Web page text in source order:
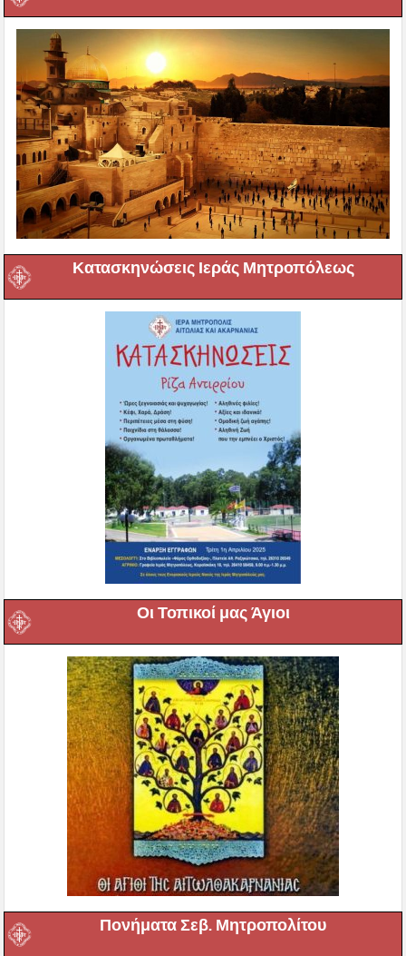
Κατασκηνώσεις Ιεράς Μητροπόλεως
Οι Τοπικοί μας Άγιοι
Πονήματα Σεβ. Μητροπολίτου